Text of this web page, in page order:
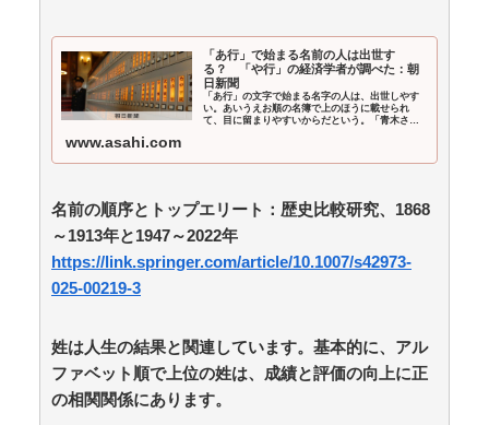
(8/8 11:25)
「キスしろ」というヤジからパニックに… 渡邊渚が語
るフラッシュバック「1人の人間の人生に、当たり前の
生活を奪った人が全て悪い」 / 5chまとめMAP(総
NEW! (8/8 11:23)
百田夏菜子との結婚2年堂本剛、印象ガラリな姿に
(8/8 08:10)
【開幕】尾丸ポルカが挑む禁断のデスゲーム！？ / お
まとめアンテナ NEW!
カレーの価値を1000万倍にする方法 / おまとめアンテ
ナ NEW! (8/8 06:28)
つが一番面白いんだろ？ / おまとめアンテナ
06:05)
【同人音声】好きなヱロ同人音声教えてASMRとか /
おまとめアンテナ (8/8 06:01)
「あ行」で始まる名前の人は出世す
る？ 「や行」の経済学者が調べた：朝
日新聞
「あ行」の文字で始まる名字の人は、出世しやす
い。あいうえお順の名簿で上のほうに載せられ
て、目に留まりやすいからだという。「青木さ
www.asahi.com
名前の順序とトップエリート：歴史比較研究、1868
～1913年と1947～2022年
https://link.springer.com/article/10.1007/s42973-
025-00219-3
姓は人生の結果と関連しています。基本的に、アル
ファベット順で上位の姓は、成績と評価の向上に正
の相関関係にあります。